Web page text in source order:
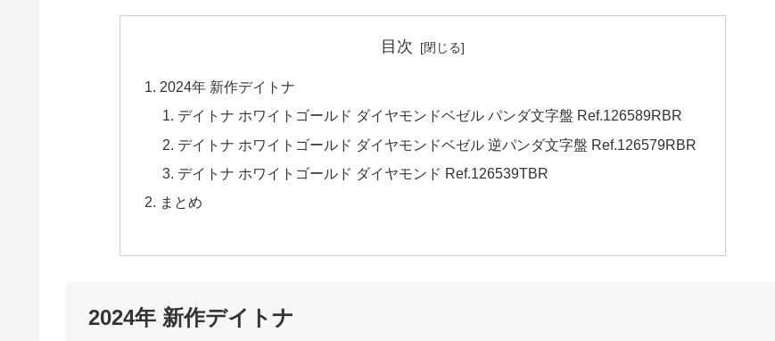
目次
2024年 新作デイトナ
デイトナ ホワイトゴールド ダイヤモンドベゼル パンダ文字盤 Ref.126589RBR
デイトナ ホワイトゴールド ダイヤモンドベゼル 逆パンダ文字盤 Ref.126579RBR
デイトナ ホワイトゴールド ダイヤモンド Ref.126539TBR
まとめ
2024年 新作デイトナ